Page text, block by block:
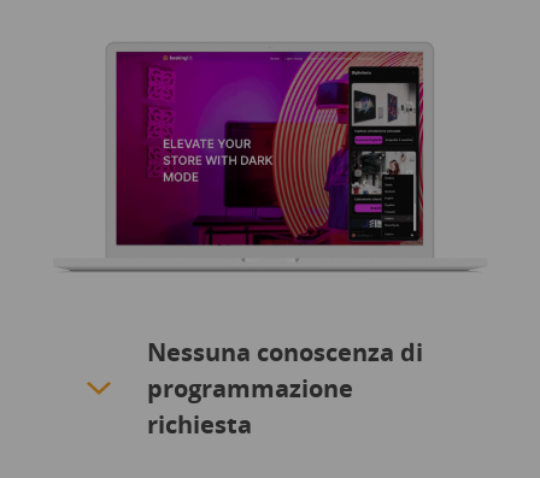
Nessuna conoscenza di
programmazione
richiesta